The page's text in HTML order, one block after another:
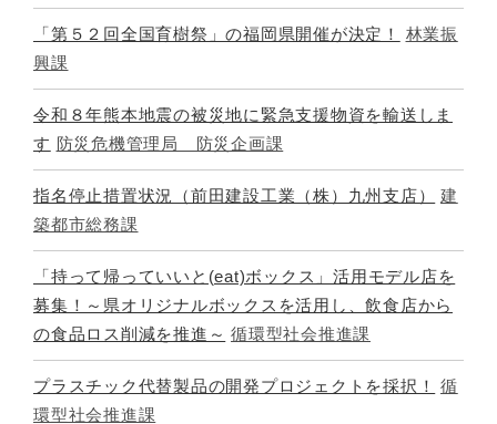
「第５２回全国育樹祭」の福岡県開催が決定！
林業振
興課
令和８年熊本地震の被災地に緊急支援物資を輸送しま
す 防災危機管理局 防災企画課
指名停止措置状況（前田建設工業（株）九州支店）
建
築都市総務課
「持って帰っていいと(eat)ボックス」活用モデル店を
募集！～県オリジナルボックスを活用し、飲食店から
の食品ロス削減を推進～ 循環型社会推進課
プラスチック代替製品の開発プロジェクトを採択！
循
環型社会推進課